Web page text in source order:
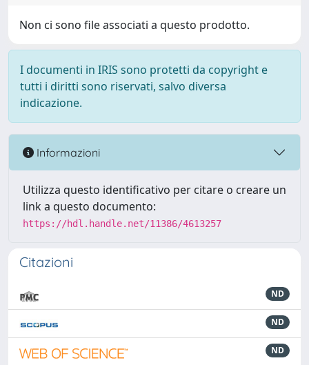
Non ci sono file associati a questo prodotto.
I documenti in IRIS sono protetti da copyright e
tutti i diritti sono riservati, salvo diversa
indicazione.
Informazioni
Utilizza questo identificativo per citare o creare un
link a questo documento:
https://hdl.handle.net/11386/4613257
Citazioni
ND
ND
ND